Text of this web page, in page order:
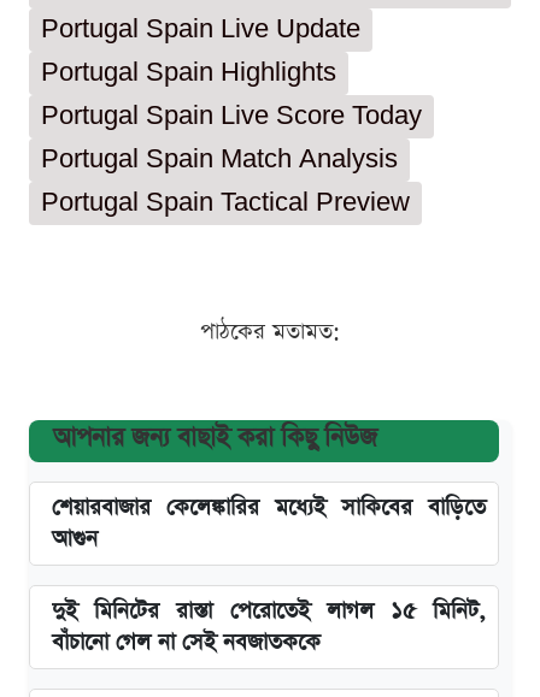
Portugal Spain Live Update
Portugal Spain Highlights
Portugal Spain Live Score Today
Portugal Spain Match Analysis
Portugal Spain Tactical Preview
পাঠকের মতামত:
আপনার জন্য বাছাই করা কিছু নিউজ
শেয়ারবাজার কেলেঙ্কারির মধ্যেই সাকিবের বাড়িতে
আগুন
দুই মিনিটের রাস্তা পেরোতেই লাগল ১৫ মিনিট,
বাঁচানো গেল না সেই নবজাতককে